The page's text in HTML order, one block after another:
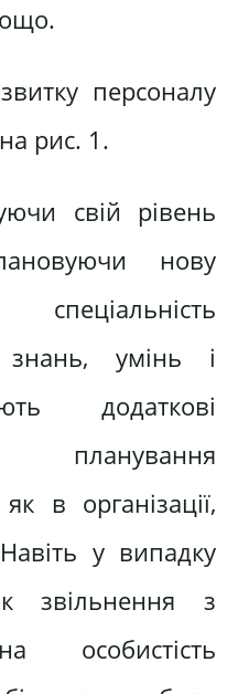
персоналу
рис. 1.
свій рівень
нову
умінь і
додаткові
планування
в організації,
у випадку
звільнення з
особистість